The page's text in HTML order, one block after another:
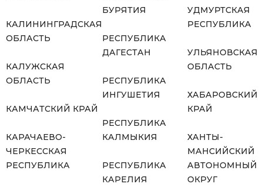
КАЛИНИНГРАДСКАЯ
ОБЛАСТЬ
КАЛУЖСКАЯ
ОБЛАСТЬ
КАМЧАТСКИЙ КРАЙ
КАРАЧАЕВО-
ЧЕРКЕССКАЯ
РЕСПУБЛИКА
БУРЯТИЯ
РЕСПУБЛИКА
ДАГЕСТАН
РЕСПУБЛИКА
ИНГУШЕТИЯ
РЕСПУБЛИКА
КАЛМЫКИЯ
РЕСПУБЛИКА
КАРЕЛИЯ
УДМУРТСКАЯ
РЕСПУБЛИКА
УЛЬЯНОВСКАЯ
ОБЛАСТЬ
ХАБАРОВСКИЙ
КРАЙ
ХАНТЫ-
МАНСИЙСКИЙ
АВТОНОМНЫЙ
ОКРУГ